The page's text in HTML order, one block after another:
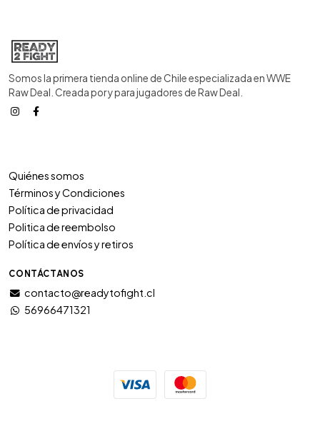
Somos la primera tienda online de Chile especializada en WWE
Raw Deal. Creada por y para jugadores de Raw Deal.
Quiénes somos
Términos y Condiciones
Política de privacidad
Politica de reembolso
Política de envíos y retiros
CONTÁCTANOS
contacto@readytofight.cl
56966471321